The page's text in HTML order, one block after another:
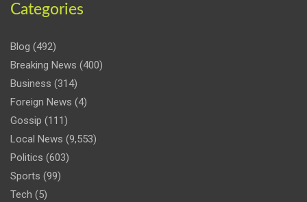
Categories
Blog (492)
Breaking News (400)
Business (314)
Foreign News (4)
Gossip (111)
Local News (9,553)
Politics (603)
Sports (99)
Tech (5)